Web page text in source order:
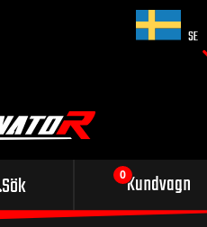
SE
Sök Kundvagn
Sportigt avgassystem
för din motorcykel